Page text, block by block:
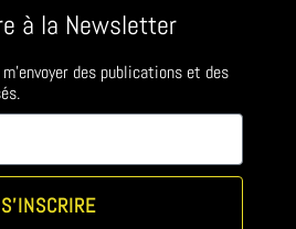
à la Newsletter
des publications et des
S'INSCRIRE